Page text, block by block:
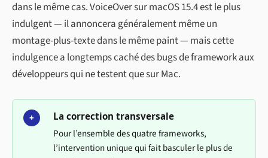
dans le même cas. VoiceOver sur macOS 15.4 est le plus
indulgent — il annoncera généralement même un
montage-plus-texte dans le même paint — mais cette
indulgence a longtemps caché des bugs de framework aux
développeurs qui ne testent que sur Mac.
+ La correction transversale
Pour l’ensemble des quatre frameworks,
l’intervention unique qui fait basculer le plus de